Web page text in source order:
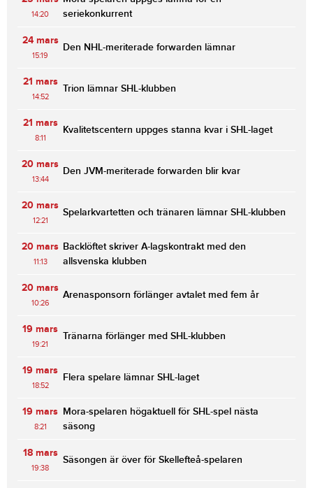
14:20
seriekonkurrent
24 mars
15:19
Den NHL-meriterade forwarden lämnar
21 mars
14:52
Trion lämnar SHL-klubben
21 mars
8:11
Kvalitetscentern uppges stanna kvar i SHL-laget
20 mars
13:44
Den JVM-meriterade forwarden blir kvar
20 mars
12:21
Spelarkvartetten och tränaren lämnar SHL-klubben
20 mars
11:13
Backlöftet skriver A-lagskontrakt med den
allsvenska klubben
20 mars
10:26
Arenasponsorn förlänger avtalet med fem år
19 mars
19:21
Tränarna förlänger med SHL-klubben
19 mars
18:52
Flera spelare lämnar SHL-laget
19 mars
8:21
Mora-spelaren högaktuell för SHL-spel nästa
säsong
18 mars
19:38
Säsongen är över för Skellefteå-spelaren